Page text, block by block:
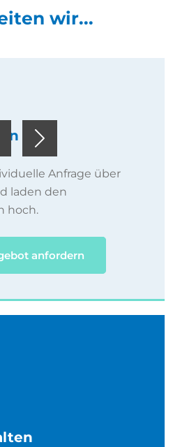
Next
wir...
Anfrage über
laden den
hoch.
anfordern